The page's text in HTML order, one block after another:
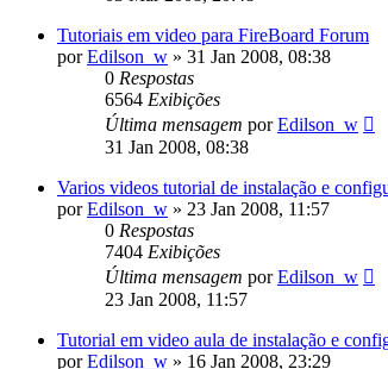
Tutoriais em video para FireBoard Forum
porEdilson_w » 31 Jan 2008, 08:38
0 Respostas
6564 Exibições
Última mensagem porEdilson_w
31 Jan 2008, 08:38
Varios videos tutorial de instalação e
porEdilson_w » 23 Jan 2008, 11:57
0 Respostas
7404 Exibições
Última mensagem porEdilson_w
23 Jan 2008, 11:57
Tutorial em video aula de instalação e
porEdilson_w » 16 Jan 2008, 23:29